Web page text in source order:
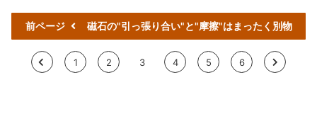
前ページ 磁石の"引っ張り合い"と"摩擦"はまったく別物
< 1 2 3 4 5 6 >